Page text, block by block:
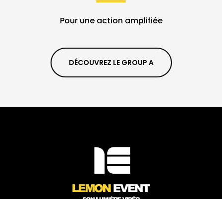
Pour une action amplifiée
DÉCOUVREZ LE GROUP A